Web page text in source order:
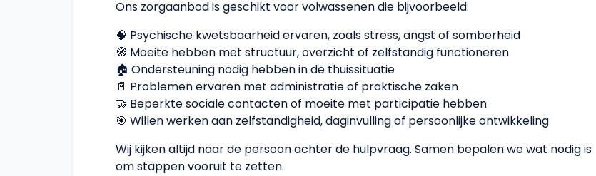
Ons zorgaanbod is geschikt voor volwassenen die bijvoorbeeld:
🧠 Psychische kwetsbaarheid ervaren, zoals stress, angst of somberheid
🧭 Moeite hebben met structuur, overzicht of zelfstandig functioneren
🏠 Ondersteuning nodig hebben in de thuissituatie
📄 Problemen ervaren met administratie of praktische zaken
🤝 Beperkte sociale contacten of moeite met participatie hebben
🎯 Willen werken aan zelfstandigheid, daginvulling of persoonlijke ontwikkeling
Wij kijken altijd naar de persoon achter de hulpvraag. Samen bepalen we wat nodig is
om stappen vooruit te zetten.